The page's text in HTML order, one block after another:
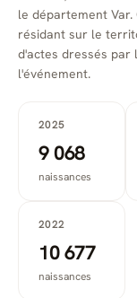
le département
résidant sur le
d'actes dressés par
l'événement.
2025
9 068
naissances
2022
10 677
naissances